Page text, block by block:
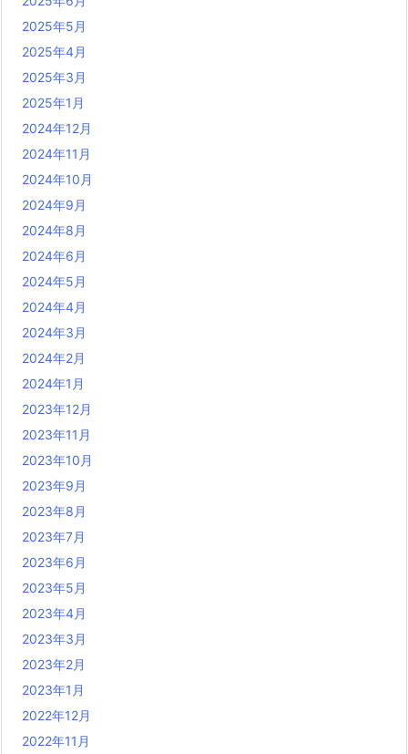
2025年5月
2025年4月
2025年3月
2025年1月
2024年12月
2024年11月
2024年10月
2024年9月
2024年8月
2024年6月
2024年5月
2024年4月
2024年3月
2024年2月
2024年1月
2023年12月
2023年11月
2023年10月
2023年9月
2023年8月
2023年7月
2023年6月
2023年5月
2023年4月
2023年3月
2023年2月
2023年1月
2022年12月
2022年11月